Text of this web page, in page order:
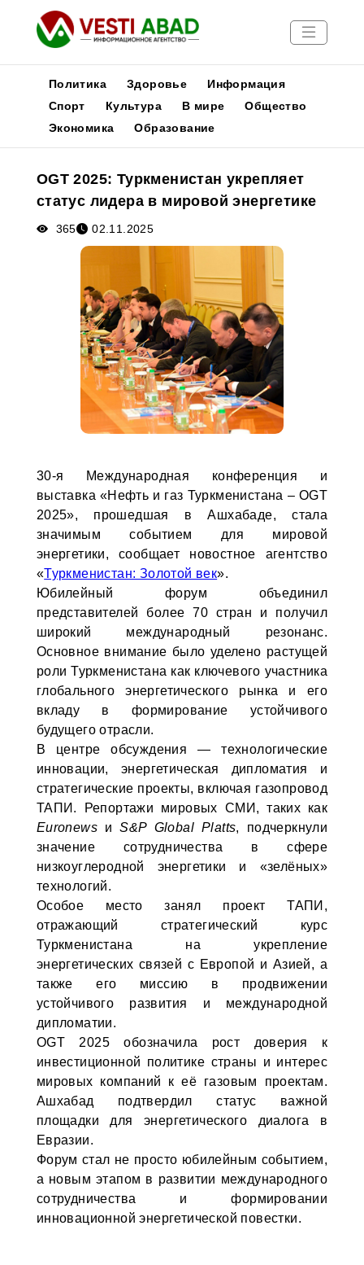
Новости
Медиа
Афиша
Политика Здоровье
Информация
Спорт
Культура В мире
Общество
Экономика
Образование
OGT 2025: Туркменистан укрепляет
статус лидера в мировой энергетике
365 02.11.2025
30-я Международная конференция и
выставка «Нефть и газ Туркменистана – OGT
2025», прошедшая в Ашхабаде, стала
значимым событием для мировой
энергетики, сообщает новостное агентство
«Туркменистан: Золотой век».
Юбилейный форум объединил
представителей более 70 стран и получил
широкий международный резонанс.
Основное внимание было уделено растущей
роли Туркменистана как ключевого участника
глобального энергетического рынка и его
вкладу в формирование устойчивого
будущего отрасли.
В центре обсуждения — технологические
инновации, энергетическая дипломатия и
стратегические проекты, включая газопровод
ТАПИ. Репортажи мировых СМИ, таких как
Euronews иS&P Global Platts, подчеркнули
значение сотрудничества в сфере
низкоуглеродной энергетики и «зелёных»
технологий.
Особое место занял проект ТАПИ,
отражающий стратегический курс
Туркменистана на укрепление
энергетических связей с Европой и Азией, а
также его миссию в продвижении
устойчивого развития и международной
дипломатии.
OGT 2025 обозначила рост доверия к
инвестиционной политике страны и интерес
мировых компаний к её газовым проектам.
Ашхабад подтвердил статус важной
площадки для энергетического диалога в
Евразии.
Форум стал не просто юбилейным событием,
а новым этапом в развитии международного
сотрудничества и формировании
инновационной энергетической повестки.